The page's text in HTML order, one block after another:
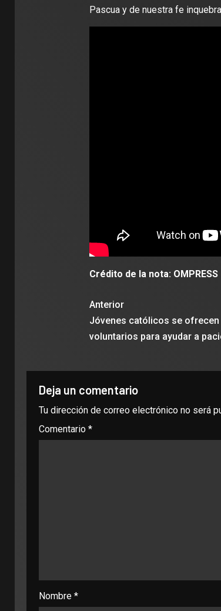
Pascua y de nuestra fe
Crédito de la nota: OMPRESS
Anterior
Jóvenes católicos se
voluntarios para ayudar a
Deja un comentario
Tu dirección de correo electrónico no será
Comentario *
Nombre *